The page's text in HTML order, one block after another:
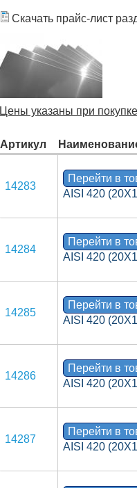
Скачать прайс-лист
Цены указаны при
Артикул
14283
Перейти в
AISI 420
14284
Перейти в
AISI 420
14285
Перейти в
AISI 420
14286
Перейти в
AISI 420
14287
Перейти в
AISI 420